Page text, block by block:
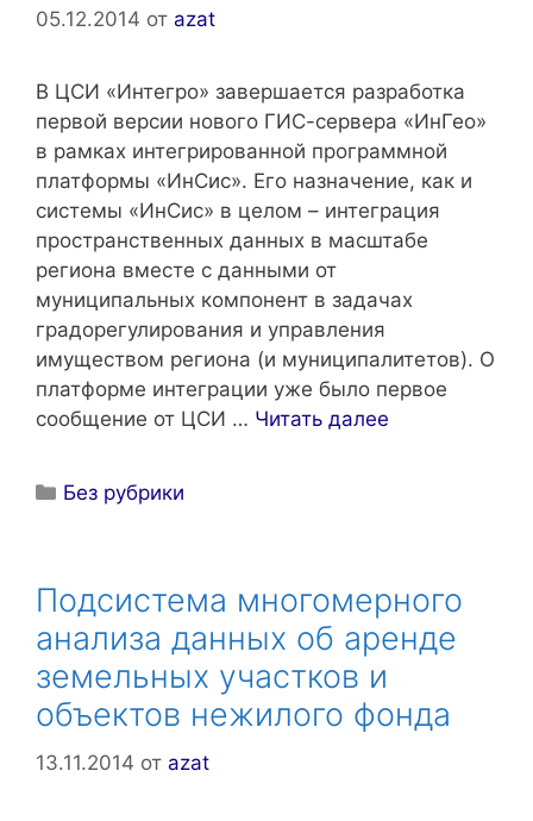
05.12.2014 от azat
В ЦСИ «Интегро» завершается разработка
первой версии нового ГИС-сервера «ИнГео»
в рамках интегрированной программной
платформы «ИнСис». Его назначение, как и
системы «ИнСис» в целом – интеграция
пространственных данных в масштабе
региона вместе с данными от
муниципальных компонент в задачах
градорегулирования и управления
имуществом региона (и муниципалитетов). О
платформе интеграции уже было первое
сообщение от ЦСИ … Читать далее
Рубрики
Без рубрики
Подсистема многомерного
анализа данных об аренде
земельных участков и
объектов нежилого фонда
13.11.2014 от azat